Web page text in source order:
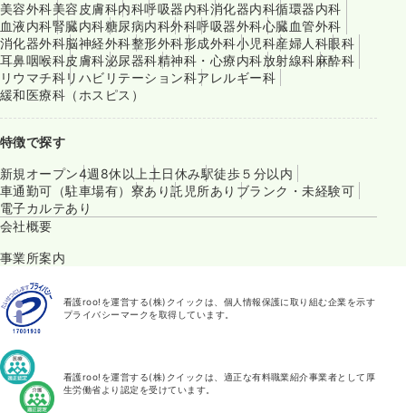
美容外科美容皮膚科内科呼吸器内科消化器内科循環器内科
血液内科腎臓内科糖尿病内科外科呼吸器外科心臓血管外科
消化器外科脳神経外科整形外科形成外科小児科産婦人科眼科
耳鼻咽喉科皮膚科泌尿器科精神科・心療内科放射線科麻酔科
リウマチ科リハビリテーション科アレルギー科
緩和医療科（ホスピス）
特徴で探す
新規オープン4週8休以上 土日休み駅徒歩５分以内
車通勤可（駐車場有） 寮あり託児所あり ブランク・未経験可
電子カルテあり
会社概要
事業所案内
看護roo!を運営する(株)クイックは、個人情報保護に取り組む企業を示す
プライバシーマークを取得しています。
看護roo!を運営する(株)クイックは、適正な有料職業紹介事業者として厚
生労働省より認定を受けています。